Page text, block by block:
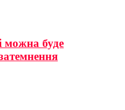
можна буде